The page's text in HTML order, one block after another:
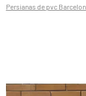
Persianas de pvc